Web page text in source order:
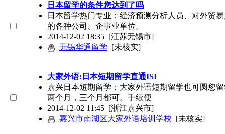
日本留学的条件您达到了吗
日本留学热门专业：经济预测分析人员、对外贸
的各种公司、企事业单位。
2014-12-02 18:35 [江苏无锡市]
无锡华通留学 [未核实]
大家外语:日本短期留学直通ISI
嘉兴日本短期留学：大家外语短期留学也可圆您
两个月，三个月都可。手续便
2014-12-02 11:45 [浙江嘉兴市]
嘉兴市南湖区大家外语培训学校 [未核实]